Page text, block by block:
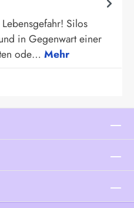
Silos
in Gegenwart einer
ode… Mehr